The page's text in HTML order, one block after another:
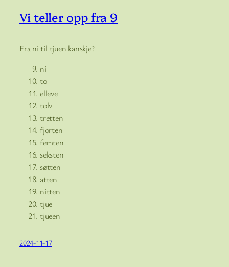
Vi teller opp fra 9
Fra ni til tjuen kanskje?
ni
to
elleve
tolv
tretten
fjorten
femten
seksten
søtten
atten
nitten
tjue
tjueen
2024-11-17